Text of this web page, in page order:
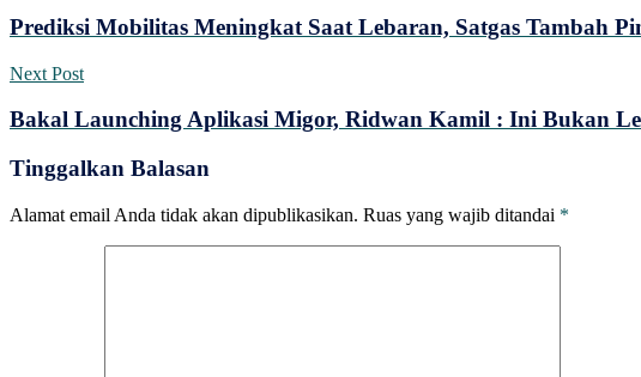
Prediksi Mobilitas Meningkat Saat Lebaran, Satgas Tambah
Next Post
Bakal Launching Aplikasi Migor, Ridwan Kamil : Ini Bukan
Tinggalkan Balasan
Alamat email Anda tidak akan dipublikasikan. Ruas yang wajib ditandai *